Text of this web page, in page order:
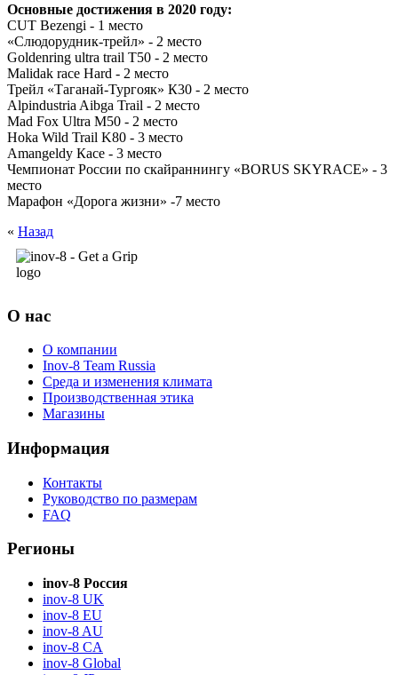
Основные достижения в 2020 году:
CUT Bezengi - 1 место
«Слюдорудник-трейл» - 2 место
Goldenring ultra trail T50 - 2 место
Malidak race Hard - 2 место
Трейл «Таганай-Тургояк» К30 - 2 место
Alpindustria Aibga Trail - 2 место
Mad Fox Ultra M50 - 2 место
Hoka Wild Trail K80 - 3 место
Amangeldy Кace - 3 место
Чемпионат России по скайраннингу «BORUS SKYRACE» - 3
место
Марафон «Дорога жизни» -7 место
« Назад
О нас
О компании
Inov-8 Team Russia
Среда и изменения климата
Производственная этика
Магазины
Информация
Контакты
Руководство по размерам
FAQ
Регионы
inov-8 Россия
inov-8 UK
inov-8 EU
inov-8 AU
inov-8 CA
inov-8 Global